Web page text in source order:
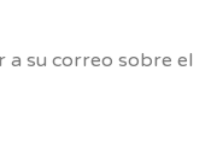
a su correo sobre el